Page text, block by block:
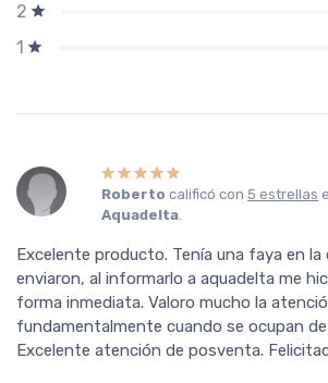
2
1
Roberto calificó con5 estrellas
Aquadelta.
Excelente producto. Tenía una faya en la
enviaron, al informarlo a aquadelta me
forma inmediata. Valoro mucho la
fundamentalmente cuando se ocupan
Excelente atención de posventa.